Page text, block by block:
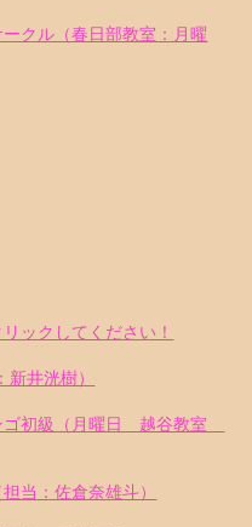
クル（春日部教室：月曜
ックしてください！
井洸樹）
ゴ初級（月曜日 越谷教室
当：佐倉奈雄斗）